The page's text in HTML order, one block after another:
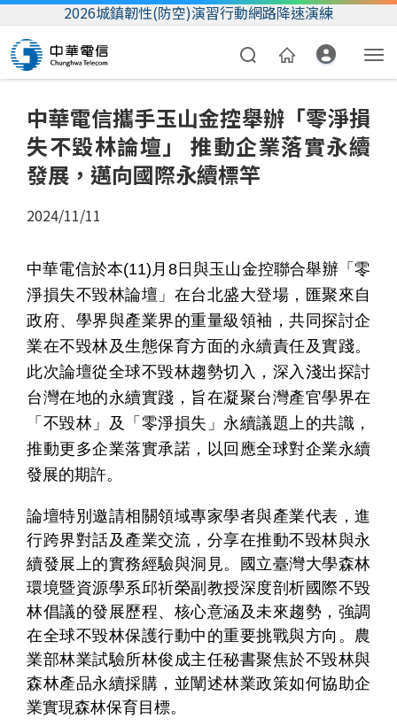
2026城鎮韌性(防空)演習行動網路降速演練
帳單繳費
我的帳號
個
人
家
庭
企
業
國
際
科
技
研
發
關
於
我
們
產品
中華電信攜手玉山金控舉辦「零淨損
失不毀林論壇」 推動企業落實永續
發展，邁向國際永續標竿
2024/11/11
中華電信於本(11) 月 8日與玉山金控聯合舉辦「零
淨損失不毀林論壇」在台北盛大登場，匯聚來自
政府、學界與產業界的重量級領袖，共同探討企
業在不毀林及生態保育方面的永續責任及實踐。
此次論壇從全球不毀林趨勢切入，深入淺出探討
台灣在地的永續實踐，旨在凝聚台灣產官學界在
「不毀林」及「零淨損失」永續議題上的共識，
推動更多企業落實承諾，以回應全球對企業永續
發展的期許。
論壇特別邀請相關領域專家學者與產業代表，進
行跨界對話及產業交流，分享在推動不毀林與永
續發展上的實務經驗與洞見。國立臺灣大學森林
環境暨資源學系邱祈榮副教授深度剖析國際不毀
林倡議的發展歷程、核心意涵及未來趨勢，強調
在全球不毀林保護行動中的重要挑戰與方向。農
業部林業試驗所林俊成主任秘書聚焦於不毀林與
森林產品永續採購，並闡述林業政策如何協助企
業實現森林保育目標。